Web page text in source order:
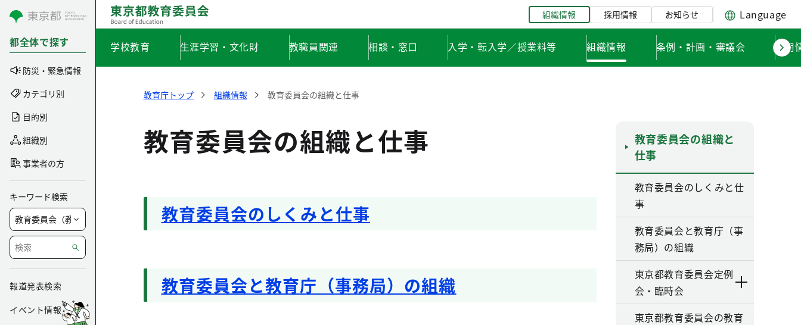
コンテンツにスキップ
都全体で探す
防災・緊急情報
カテゴリ別
目的別
組織別
事業者の方
キーワード検索
報道発表検索
イベント情報
組織情報 採用情報 お知らせ Language
学校教育 生涯学習・文化財 教職員関連 相談・窓口 入学・転入学／授業料等 組織情報 条例・計画・審議会 採用
教育庁トップ 組織情報 教育委員会の組織と仕事
教育委員会の組織と仕事
教育委員会のしくみと仕事
教育委員会と教育庁（事務局）の組織
教育委員会の組織と
仕事
教育委員会のしくみと仕
事
教育委員会と教育庁（事
務局）の組織
東京都教育委員会定例
会・臨時会
東京都教育委員会の教育